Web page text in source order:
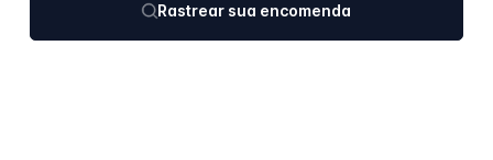
Rastrear sua encomenda